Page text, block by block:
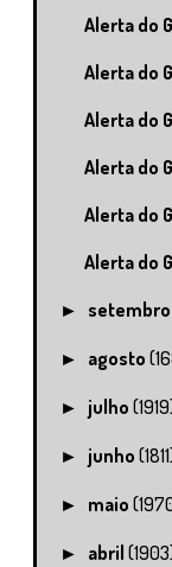
Alerta do
Alerta do
Alerta do
Alerta do
Alerta do
Alerta do
►
► agosto
► julho
► junho
► maio
► abril